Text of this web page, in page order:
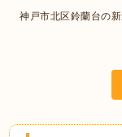
神戸市北区鈴蘭台の